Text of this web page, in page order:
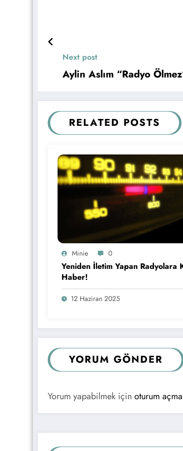
Next post
Aylin Aslım “Radyo
RELATED POSTS
Minie 0
Yeniden İletim Yapan Radyolara
Haber!
12 Haziran 2025
YORUM GÖNDER
Yorum yapabilmek için oturum